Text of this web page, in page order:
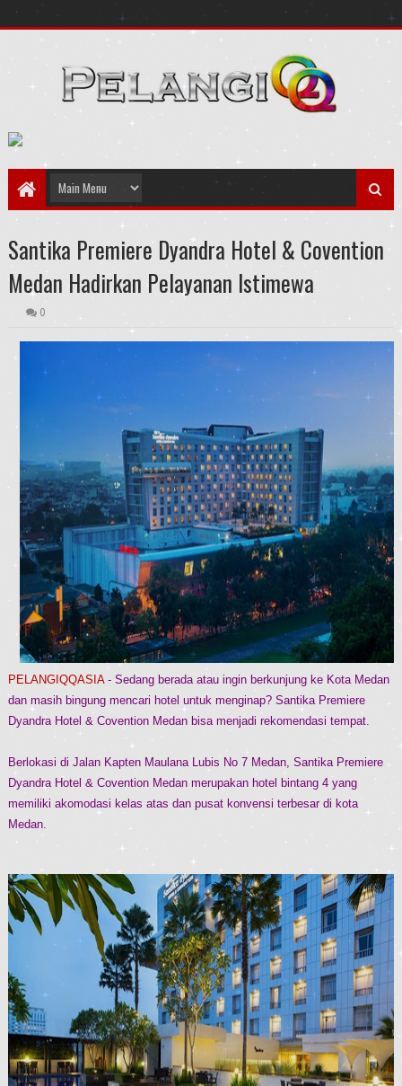
Santika Premiere Dyandra Hotel & Covention
Medan Hadirkan Pelayanan Istimewa
0
PELANGIQQASIA - Sedang berada atau ingin berkunjung ke Kota Medan
dan masih bingung mencari hotel untuk menginap? Santika Premiere
Dyandra Hotel & Covention Medan bisa menjadi rekomendasi tempat.
Berlokasi di Jalan Kapten Maulana Lubis No 7 Medan, Santika Premiere
Dyandra Hotel & Covention Medan merupakan hotel bintang 4 yang
memiliki akomodasi kelas atas dan pusat konvensi terbesar di kota
Medan.